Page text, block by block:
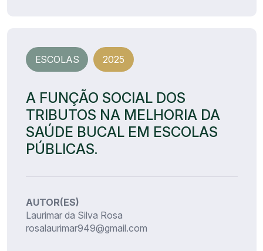
ESCOLAS 2025
A FUNÇÃO SOCIAL DOS
TRIBUTOS NA MELHORIA DA
SAÚDE BUCAL EM ESCOLAS
PÚBLICAS.
AUTOR(ES)
Laurimar da Silva Rosa
rosalaurimar949@gmail.com